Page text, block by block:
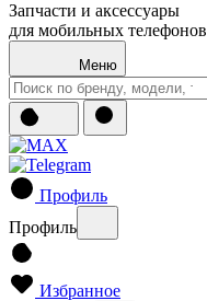
Запчасти и аксессуары
для мобильных телефонов
Меню
Профиль
Профиль
Избранное